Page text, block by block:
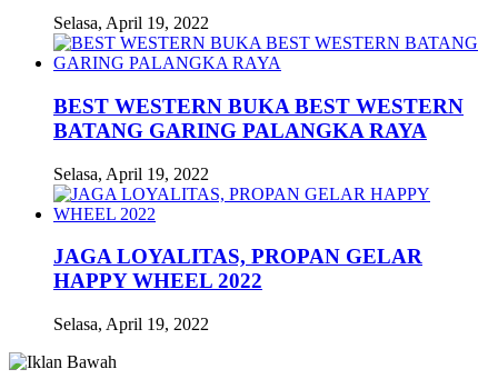
Selasa, April 19, 2022
BEST WESTERN BUKA BEST WESTERN
BATANG GARING PALANGKA RAYA
Selasa, April 19, 2022
JAGA LOYALITAS, PROPAN GELAR
HAPPY WHEEL 2022
Selasa, April 19, 2022